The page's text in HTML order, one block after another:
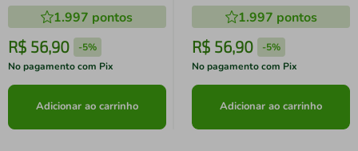
1.997 pontos
R$ 56,90 -5%
No pagamento com Pix
Adicionar ao carrinho
1.997 pontos
R$ 56,90 -5%
No pagamento com Pix
Adicionar ao carrinho